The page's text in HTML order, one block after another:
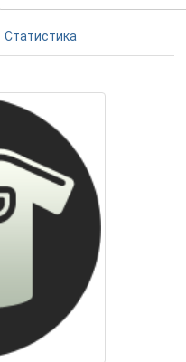
Статистика